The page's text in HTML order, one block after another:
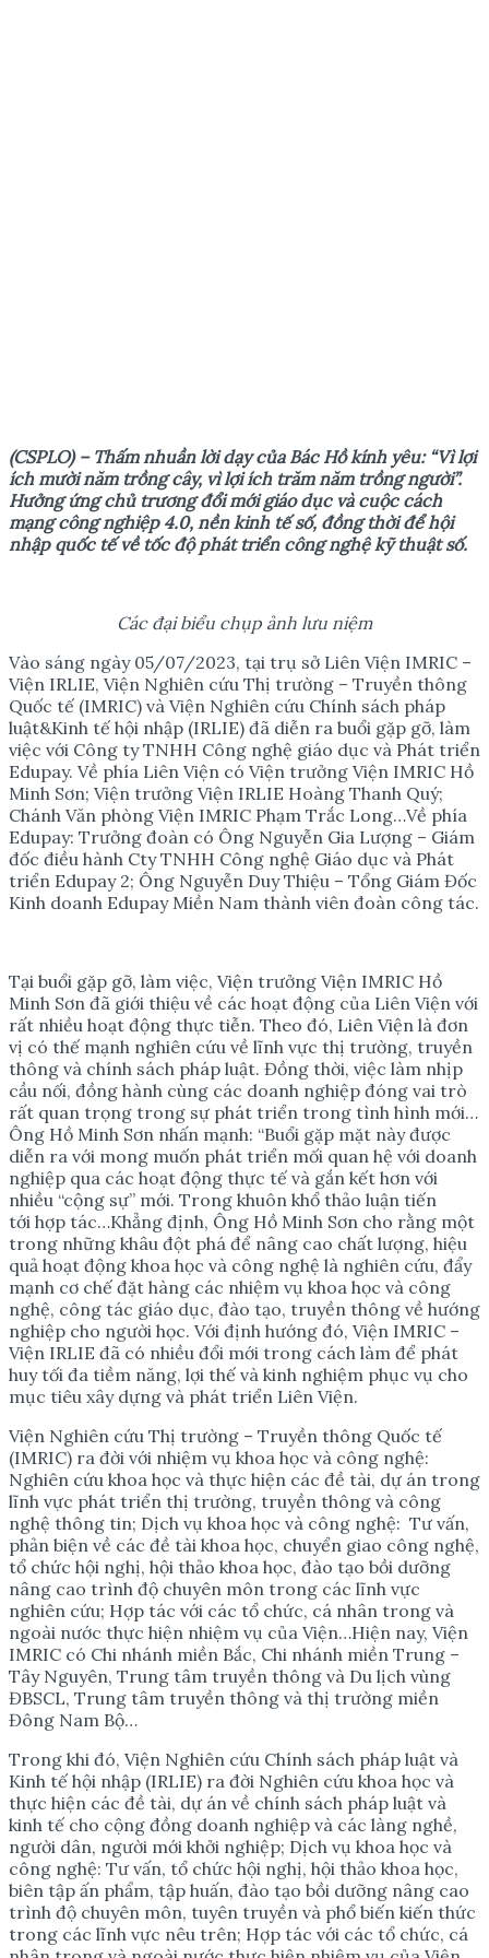
(CSPLO) – Thấm nhuần lời dạy của Bác Hồ kính yêu: “Vì lợi
ích mười năm trồng cây, vì lợi ích trăm năm trồng người”.
Hưởng ứng chủ trương đổi mới giáo dục và cuộc cách
mạng công nghiệp 4.0, nền kinh tế số, đồng thời để hội
nhập quốc tế về tốc độ phát triển công nghệ kỹ thuật số.
Các đại biểu chụp ảnh lưu niệm
Vào sáng ngày 05/07/2023, tại trụ sở Liên Viện IMRIC –
Viện IRLIE, Viện Nghiên cứu Thị trường – Truyền thông
Quốc tế (IMRIC) và Viện Nghiên cứu Chính sách pháp
luật&Kinh tế hội nhập (IRLIE) đã diễn ra buổi gặp gỡ, làm
việc với Công ty TNHH Công nghệ giáo dục và Phát triển
Edupay. Về phía Liên Viện có Viện trưởng Viện IMRIC Hồ
Minh Sơn; Viện trưởng Viện IRLIE Hoàng Thanh Quý;
Chánh Văn phòng Viện IMRIC Phạm Trắc Long…Về phía
Edupay: Trưởng đoàn có Ông Nguyễn Gia Lượng – Giám
đốc điều hành Cty TNHH Công nghệ Giáo dục và Phát
triển Edupay 2; Ông Nguyễn Duy Thiệu – Tổng Giám Đốc
Kinh doanh Edupay Miền Nam thành viên đoàn công tác.
Tại buổi gặp gỡ, làm việc, Viện trưởng Viện IMRIC Hồ
Minh Sơn đã giới thiệu về các hoạt động của Liên Viện với
rất nhiều hoạt động thực tiễn. Theo đó, Liên Viện là đơn
vị có thế mạnh nghiên cứu về lĩnh vực thị trường, truyền
thông và chính sách pháp luật. Đồng thời, việc làm nhịp
cầu nối, đồng hành cùng các doanh nghiệp đóng vai trò
rất quan trọng trong sự phát triển trong tình hình mới…
Ông Hồ Minh Sơn nhấn mạnh: “Buổi gặp mặt này được
diễn ra với mong muốn phát triển mối quan hệ với doanh
nghiệp qua các hoạt động thực tế và gắn kết hơn với
nhiều “cộng sự” mới. Trong khuôn khổ thảo luận tiến
tới hợp tác…Khẳng định, Ông Hồ Minh Sơn cho rằng một
trong những khâu đột phá để nâng cao chất lượng, hiệu
quả hoạt động khoa học và công nghệ là nghiên cứu, đẩy
mạnh cơ chế đặt hàng các nhiệm vụ khoa học và công
nghệ, công tác giáo dục, đào tạo, truyền thông về hướng
nghiệp cho người học. Với định hướng đó, Viện IMRIC –
Viện IRLIE đã có nhiều đổi mới trong cách làm để phát
huy tối đa tiềm năng, lợi thế và kinh nghiệm phục vụ cho
mục tiêu xây dựng và phát triển Liên Viện.
Viện Nghiên cứu Thị trường – Truyền thông Quốc tế
(IMRIC) ra đời với nhiệm vụ khoa học và công nghệ:
Nghiên cứu khoa học và thực hiện các đề tài, dự án trong
lĩnh vực phát triển thị trường, truyền thông và công
nghệ thông tin; Dịch vụ khoa học và công nghệ: Tư vấn,
phản biện về các đề tài khoa học, chuyển giao công nghệ,
tổ chức hội nghị, hội thảo khoa học, đào tạo bồi dưỡng
nâng cao trình độ chuyên môn trong các lĩnh vực
nghiên cứu; Hợp tác với các tổ chức, cá nhân trong và
ngoài nước thực hiện nhiệm vụ của Viện…Hiện nay, Viện
IMRIC có Chi nhánh miền Bắc, Chi nhánh miền Trung –
Tây Nguyên, Trung tâm truyền thông và Du lịch vùng
ĐBSCL, Trung tâm truyền thông và thị trường miền
Đông Nam Bộ…
Trong khi đó, Viện Nghiên cứu Chính sách pháp luật và
Kinh tế hội nhập (IRLIE) ra đời Nghiên cứu khoa học và
thực hiện các đề tài, dự án về chính sách pháp luật và
kinh tế cho cộng đồng doanh nghiệp và các làng nghề,
người dân, người mới khởi nghiệp; Dịch vụ khoa học và
công nghệ: Tư vấn, tổ chức hội nghị, hội thảo khoa học,
biên tập ấn phẩm, tập huấn, đào tạo bồi dưỡng nâng cao
trình độ chuyên môn, tuyên truyền và phổ biến kiến thức
trong các lĩnh vực nêu trên; Hợp tác với các tổ chức, cá